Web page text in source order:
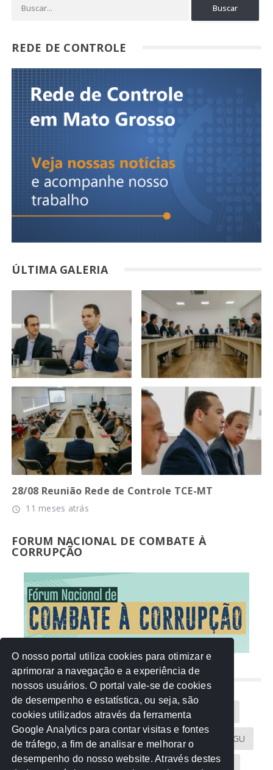
REDE DE CONTROLE
ÚLTIMA GALERIA
28/08 Reunião Rede de Controle TCE-MT
access_time 11 meses atrás
FORUM NACIONAL DE COMBATE À
CORRUPÇÃO
NUVEM DE TAGS
Acontece na Rede AGU AMM
Atricon Audicom CAU-MT CGU
CREA-MT Eventos MPC-MT MPE-MT
O nosso portal utiliza cookies para otimizar e
aprimorar a navegação e a experiência de
nossos usuários. O portal vale-se de cookies
de desempenho e estatística, ou seja, são
cookies utilizados através da ferramenta
Google Analytics para contar visitas e fontes
de tráfego, a fim de analisar e melhorar o
desempenho do nosso website. Através destes